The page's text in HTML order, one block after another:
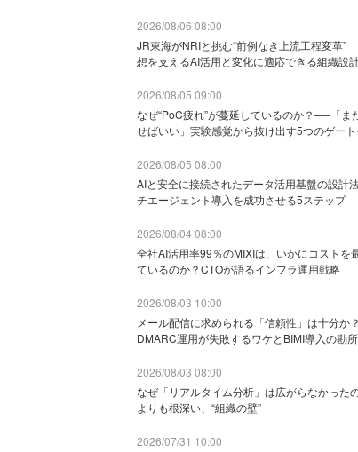
2026/08/06 08:00
JR東海がNRIと挑む“前例なき上流工程変革”
想を支えるAI活用と変化に適応できる組織設
2026/08/05 09:00
なぜ“PoC疲れ”が蔓延しているのか？──「ま
せばいい」実験感覚から抜け出す5つのゲー
2026/08/05 08:00
AIと安全に接続されたデータ活用基盤の設計
チエージェント導入を成功させる5ステップ
2026/08/04 08:00
全社AI活用率99％のMIXIは、いかにコストを
ているのか？CTOが語るインフラ運用戦略
2026/08/03 10:00
メール配信に求められる「信頼性」は十分か
DMARC運用が失敗するワケとBIMI導入の勘所
2026/08/03 08:00
なぜ「リアルタイム分析」は広がらなかっ
よりも根深い、“組織の壁”
2026/07/31 10:00